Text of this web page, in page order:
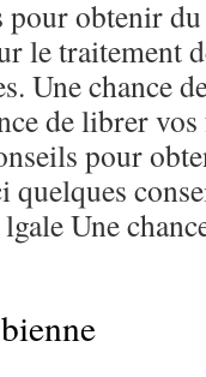
obtenir
le traitement
Une chance
de librer
pour
quelques
Une